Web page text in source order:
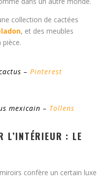
collection de cactées
, et des meubles
– Pinterest
mexicain – Tollens
L’INTÉRIEUR : LE
confère un certain luxe